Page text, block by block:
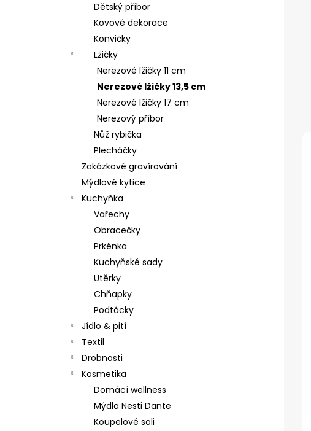
Dětský příbor
Kovové dekorace
Konvičky
Lžičky
Nerezové lžičky 11 cm
Nerezové lžičky 13,5 cm
Nerezové lžičky 17 cm
Nerezový příbor
Nůž rybička
Plecháčky
Zakázkové gravírování
Mýdlové kytice
Kuchyňka
Vařechy
Obracečky
Prkénka
Kuchyňské sady
Utěrky
Chňapky
Podtácky
Jídlo & pití
Textil
Drobnosti
Kosmetika
Domácí wellness
Mýdla Nesti Dante
Koupelové soli